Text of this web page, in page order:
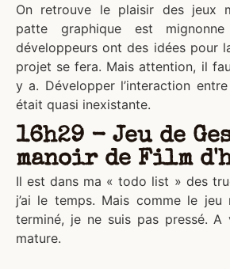
On retrouve le plaisir des jeux
patte graphique est
développeurs ont des idées pour
projet se fera. Mais attention, il
y a. Développer l’interaction
était quasi inexistante.
16h29 - Jeu de
manoir de Film
Il est dans ma « todo list » des
j’ai le temps. Mais comme le jeu
terminé, je ne suis pas pressé.
mature.